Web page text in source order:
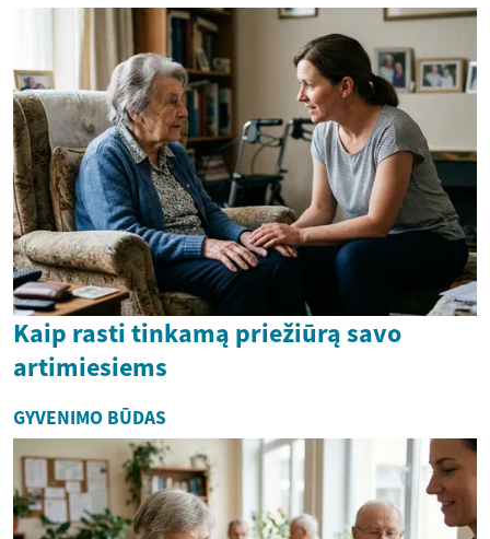
Kaip rasti tinkamą priežiūrą savo
artimiesiems
GYVENIMO BŪDAS